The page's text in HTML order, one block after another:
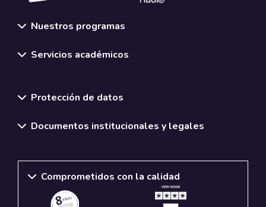
Nuestros programas
Servicios académicos
Protección de datos
Documentos institucionales y legales
Comprometidos con la calidad